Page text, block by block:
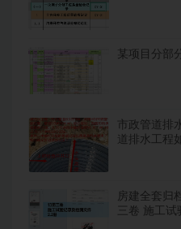
某项目分部
市政管道排
道排水工程
房建全套归
三卷 施工